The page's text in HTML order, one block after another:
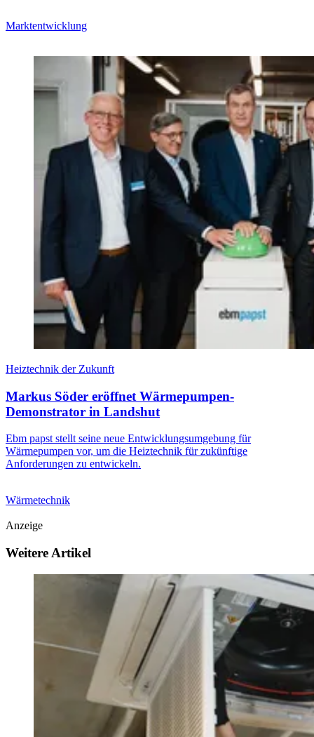
Marktentwicklung
Heiztechnik der Zukunft
Markus Söder eröffnet Wärmepumpen-
Demonstrator in Landshut
Ebm papst stellt seine neue Entwicklungsumgebung für
Wärmepumpen vor, um die Heiztechnik für zukünftige
Anforderungen zu entwickeln.
Wärmetechnik
Anzeige
Weitere Artikel